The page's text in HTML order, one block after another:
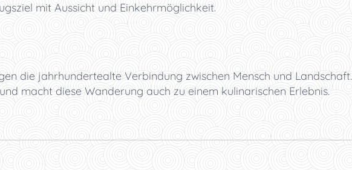
mit Aussicht und Einkehrmöglichkeit.
die jahrhundertealte Verbindung zwischen Mensch und
macht diese Wanderung auch zu einem kulinarischen Erlebnis.